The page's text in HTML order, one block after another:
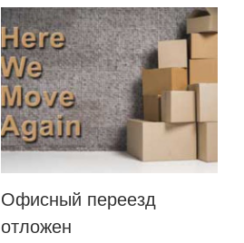
Офисный переезд
отложен